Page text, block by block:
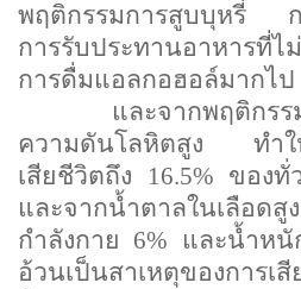
พฤติกรรมการสูบบุหรี่
การรับประทานอาหารที่
การดื่มแอลกอฮอล์มากไป
และจากพฤติกรร
ความดันโลหิตสูง
ทำ
เสียชีวิตถึง 16.5% ของทั่
และจากน้ำตาลในเลือ
กำลังกาย 6% และน้ำหนั
อ้วนเป็นสาเหตุของกา